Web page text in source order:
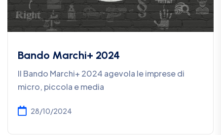
Bando Marchi+ 2024
Il Bando Marchi+ 2024 agevola le imprese di
micro, piccola e media
28/10/2024